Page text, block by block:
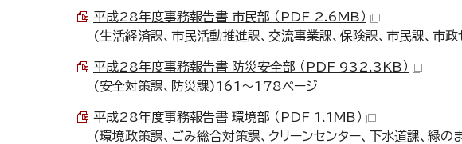
平成28年度事務報告書 市民部 （PDF 2.6MB）
(生活経済課、市民活動推進課、交流事業課、保険課、市民課、市
平成28年度事務報告書 防災安全部 （PDF 932.3KB）
(安全対策課、防災課)161～178ページ
平成28年度事務報告書 環境部 （PDF 1.1MB）
(環境政策課、ごみ総合対策課、クリーンセンター、下水道課、